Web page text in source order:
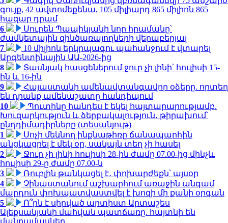
գույք, 42 ավտոմեքենա, 105 միլիարդ 865 միլիոն 865
հազար դրամ
6
Սուրեն Պապիկյանի նոր հրամանը՝
ժամկետային զինծառայողների վերաբերյալ
7
10 միլիոն երկրպագու պահանջում է վտարել
Արգենտինային ԱԱ-2026-ից
8
Տասնյակ հասցեներում ջուր չի լինի՝ հուլիսի 15-
ին և 16-ին
9
Հայաստանի ամենավտանգավոր օձերը. որտեղ
են դրանք ամենաշատը հանդիպում
10
Պուտինը հանդես է եկել հայտարարությամբ.
Խուզարկություն և ձերբակալություն․ թիրախում՝
ընդդիմադիրները (տեսանյութ)
1
Սոչի մեկնող ինքնաթիռը ճանապարհին
անցկացրել է մեկ օր, սակայն տեղ չի հասել
2
Ջուր չի լինի հուլիսի 28-ին ժամը 07.00-ից մինչև
հուլիսի 29-ը ժամը 07.00-ն
3
Ռուբլին թանկացել է․ փոխարժեքն՝ այսօր
4
Չինաստանում աշխարհում առաջին անգամ
մարդուն փոխպատվաստվել է խոզի մի քանի օրգան
5
Ո՞րն է սիրված արտիստ Արտաշես
Ալեքսանյանի մահվան պատճառը. հայտնի են
մանրամասներ